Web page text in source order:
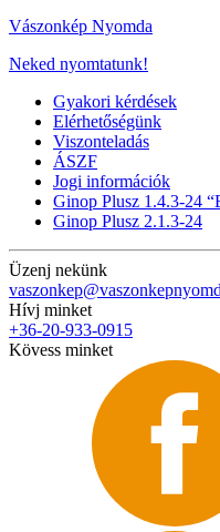
Vászonkép Nyomda
Neked nyomtatunk!
Gyakori kérdések
Elérhetőségünk
Viszonteladás
ÁSZF
Jogi információk
Ginop Plusz 1.4.3-24
Ginop Plusz 2.1.3-24
Üzenj nekünk
Hívj minket
+36-20-933-0915
Kövess minket